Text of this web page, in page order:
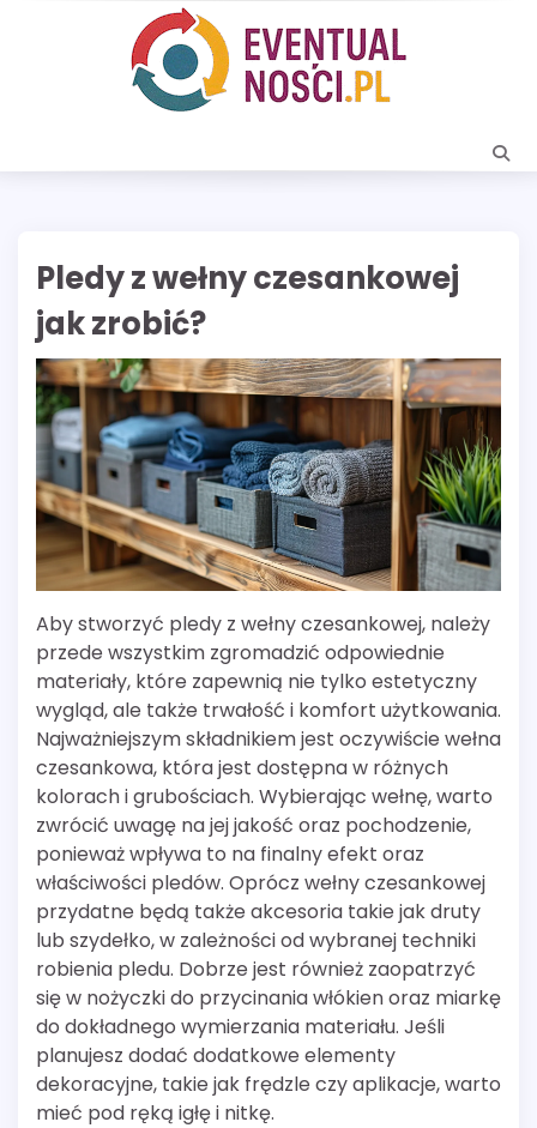
Pledy z wełny czesankowej
jak zrobić?
Aby stworzyć pledy z wełny czesankowej, należy
przede wszystkim zgromadzić odpowiednie
materiały, które zapewnią nie tylko estetyczny
wygląd, ale także trwałość i komfort użytkowania.
Najważniejszym składnikiem jest oczywiście wełna
czesankowa, która jest dostępna w różnych
kolorach i grubościach. Wybierając wełnę, warto
zwrócić uwagę na jej jakość oraz pochodzenie,
ponieważ wpływa to na finalny efekt oraz
właściwości pledów. Oprócz wełny czesankowej
przydatne będą także akcesoria takie jak druty
lub szydełko, w zależności od wybranej techniki
robienia pledu. Dobrze jest również zaopatrzyć
się w nożyczki do przycinania włókien oraz miarkę
do dokładnego wymierzania materiału. Jeśli
planujesz dodać dodatkowe elementy
dekoracyjne, takie jak frędzle czy aplikacje, warto
mieć pod ręką igłę i nitkę.